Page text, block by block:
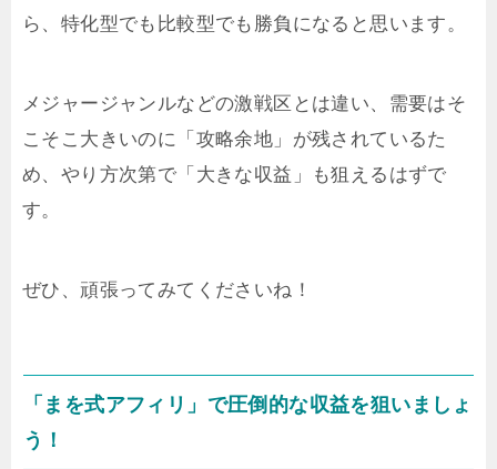
ら、特化型でも比較型でも勝負になると思います。
メジャージャンルなどの激戦区とは違い、需要はそ
こそこ大きいのに「攻略余地」が残されているた
め、やり方次第で「大きな収益」も狙えるはずで
す。
ぜひ、頑張ってみてくださいね！
「まを式アフィリ」で圧倒的な収益を狙いましょ
う！